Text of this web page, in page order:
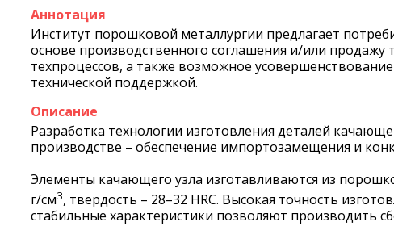
Аннотация
Институт порошковой металлургии предлагает
основе производственного соглашения и/или
техпроцессов, а также возможное
технической поддержкой.
Описание
Разработка технологии изготовления деталей
производстве – обеспечение импортозамещения и
Элементы качающего узла изготавливаются из
г/см3, твердость – 28–32 HRC. Высокая точность
стабильные характеристики позволяют производить